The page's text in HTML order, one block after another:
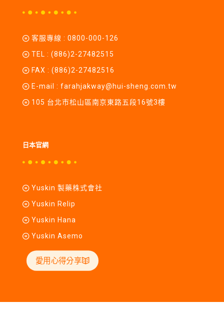
客服專線 : 0800-000-126
TEL : (886)2-27482515
FAX : (886)2-27482516
E-mail : farahjakway@hui-sheng.com.tw
105 台北市松山區南京東路五段16號3樓
日本官網
Yuskin 製藥株式會社
Yuskin Relip
Yuskin Hana
Yuskin Asemo
愛用心得分享